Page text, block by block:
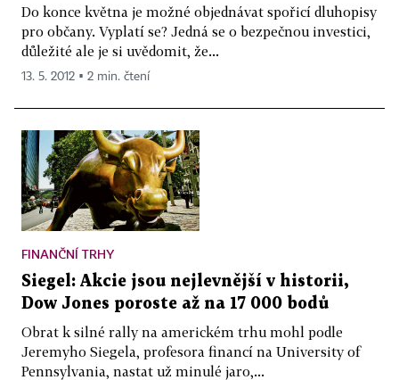
Do konce května je možné objednávat spořicí dluhopisy
pro občany. Vyplatí se? Jedná se o bezpečnou investici,
důležité ale je si uvědomit, že...
13. 5. 2012 ▪ 2 min. čtení
FINANČNÍ TRHY
Siegel: Akcie jsou nejlevnější v historii,
Dow Jones poroste až na 17 000 bodů
Obrat k silné rally na americkém trhu mohl podle
Jeremyho Siegela, profesora financí na University of
Pennsylvania, nastat už minulé jaro,...